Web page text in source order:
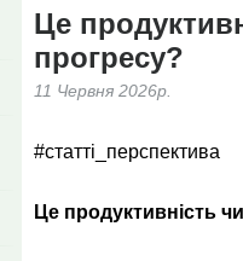
Це
прогресу?
11 Червня 2026р.
#статті_перспектива
Це продуктивність